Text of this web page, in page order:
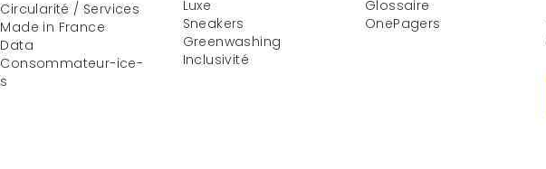
Circularité / Services
Made in France
Data
Consommateur-ice-
s
Luxe
Sneakers
Greenwashing
Inclusivité
Glossaire
OnePagers